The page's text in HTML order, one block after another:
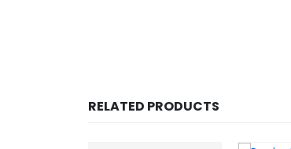
RELATED PRODUCTS